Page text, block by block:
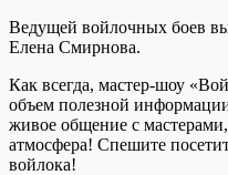
Ведущей войлочных боев
Елена Смирнова.
Как всегда, мастер-шоу
объем полезной
живое общение с мастерами,
атмосфера! Спешите
войлока!